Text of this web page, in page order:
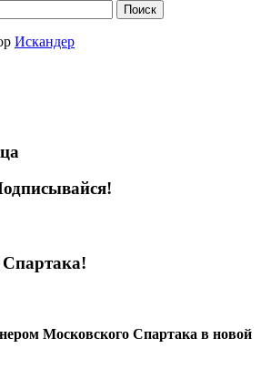
Искандер
Спартака!
Московского Спартака в новой